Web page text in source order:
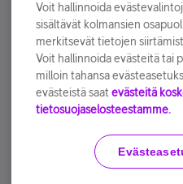
Tilaa nyt
Käyttöehdot
Voit hallinnoida
sisältävät kolmansien
merkitsevät tietojen
Voit hallinnoida evästeitä tai
milloin tahansa
evästeistä saat evästeitä
tietosuojaselosteestamme.